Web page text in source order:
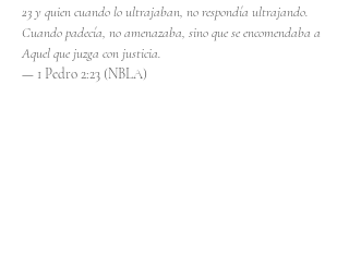
23 y quien cuando lo ultrajaban, no respondía ultrajando.
Cuando padecía, no amenazaba, sino que se encomendaba a
Aquel que juzga con justicia.
— 1 Pedro 2:23 (NBLA)